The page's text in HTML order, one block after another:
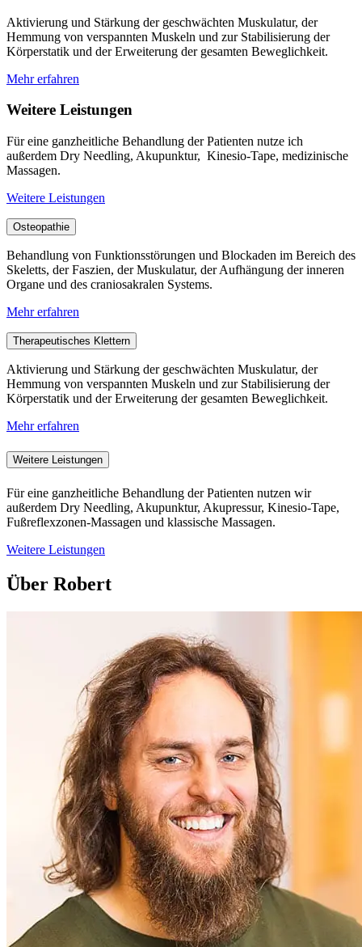
Aktivierung und Stärkung der geschwächten Muskulatur, der
Hemmung von verspannten Muskeln und zur Stabilisierung der
Körperstatik und der Erweiterung der gesamten Beweglichkeit.
Mehr erfahren
Weitere Leistungen
Für eine ganzheitliche Behandlung der Patienten nutze ich
außerdem Dry Needling, Akupunktur, Kinesio-Tape, medizinische
Massagen.
Weitere Leistungen
Osteopathie
Behandlung von Funktionsstörungen und Blockaden im Bereich des
Skeletts, der Faszien, der Muskulatur, der Aufhängung der inneren
Organe und des craniosakralen Systems.
Mehr erfahren
Therapeutisches Klettern
Aktivierung und Stärkung der geschwächten Muskulatur, der
Hemmung von verspannten Muskeln und zur Stabilisierung der
Körperstatik und der Erweiterung der gesamten Beweglichkeit.
Mehr erfahren
Weitere Leistungen
Für eine ganzheitliche Behandlung der Patienten nutzen wir
außerdem Dry Needling, Akupunktur, Akupressur, Kinesio-Tape,
Fußreflexzonen-Massagen und klassische Massagen.
Weitere Leistungen
Über Robert